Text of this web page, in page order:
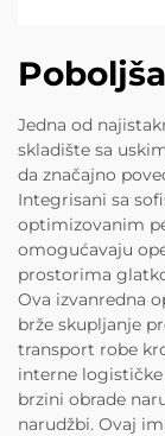
Jedna od
skladište sa
da značajno
Integrisani sa
optimizovanim
omogućavaju
prostorima
Ova izvanredna
brže skupljanje
transport robe
interne logističke
brzini obrade
narudžbi. Ovaj